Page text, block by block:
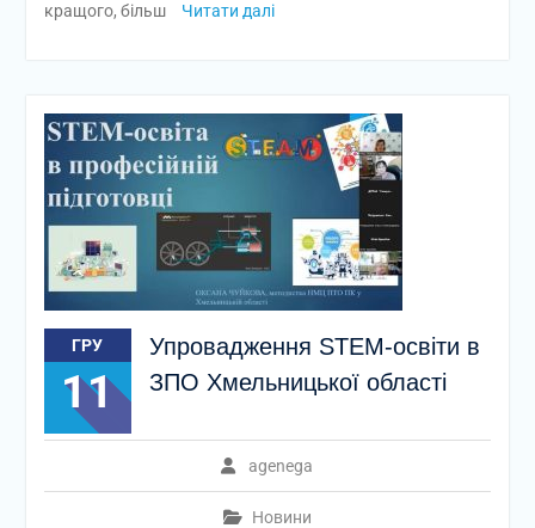
кращого, більш
Читати далі
ГРУ
11
Упровадження STEM-освіти в
ЗПО Хмельницької області
agenega
Новини